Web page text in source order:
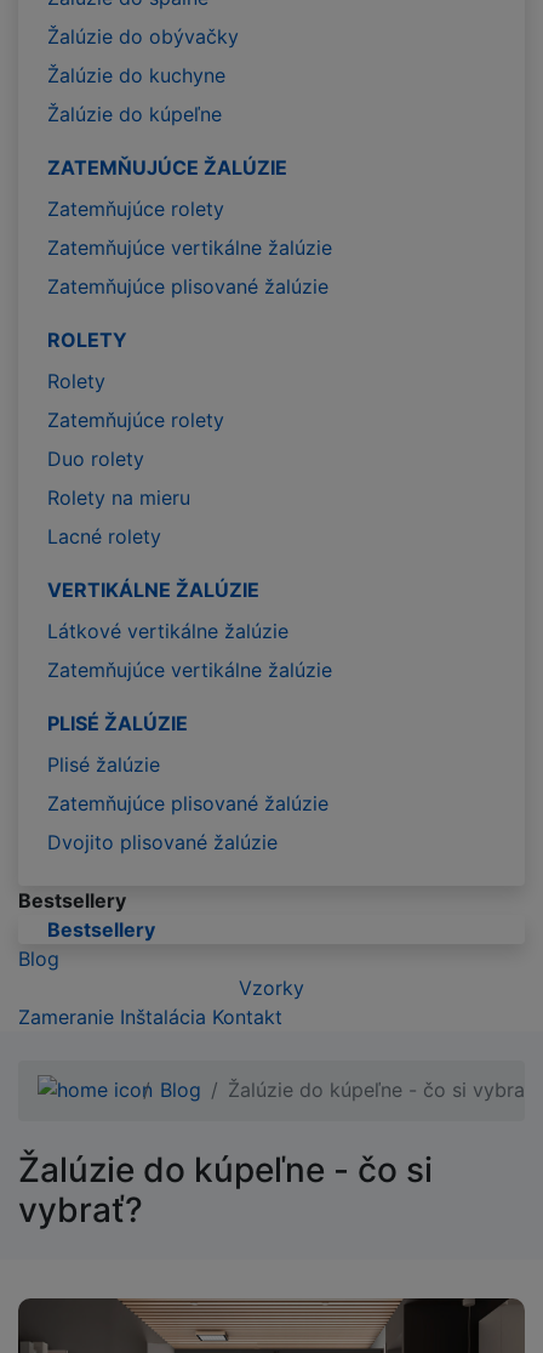
Žalúzie do obývačky
Žalúzie do kuchyne
Žalúzie do kúpeľne
ZATEMŇUJÚCE ŽALÚZIE
Zatemňujúce rolety
Zatemňujúce vertikálne žalúzie
Zatemňujúce plisované žalúzie
ROLETY
Rolety
Zatemňujúce rolety
Duo rolety
Rolety na mieru
Lacné rolety
VERTIKÁLNE ŽALÚZIE
Látkové vertikálne žalúzie
Zatemňujúce vertikálne žalúzie
PLISÉ ŽALÚZIE
Plisé žalúzie
Zatemňujúce plisované žalúzie
Dvojito plisované žalúzie
Bestsellery
Bestsellery
Blog
Vzorky
Zameranie Inštalácia Kontakt
Blog Žalúzie do kúpeľne - čo si vybrať?
Žalúzie do kúpeľne - čo si
vybrať?